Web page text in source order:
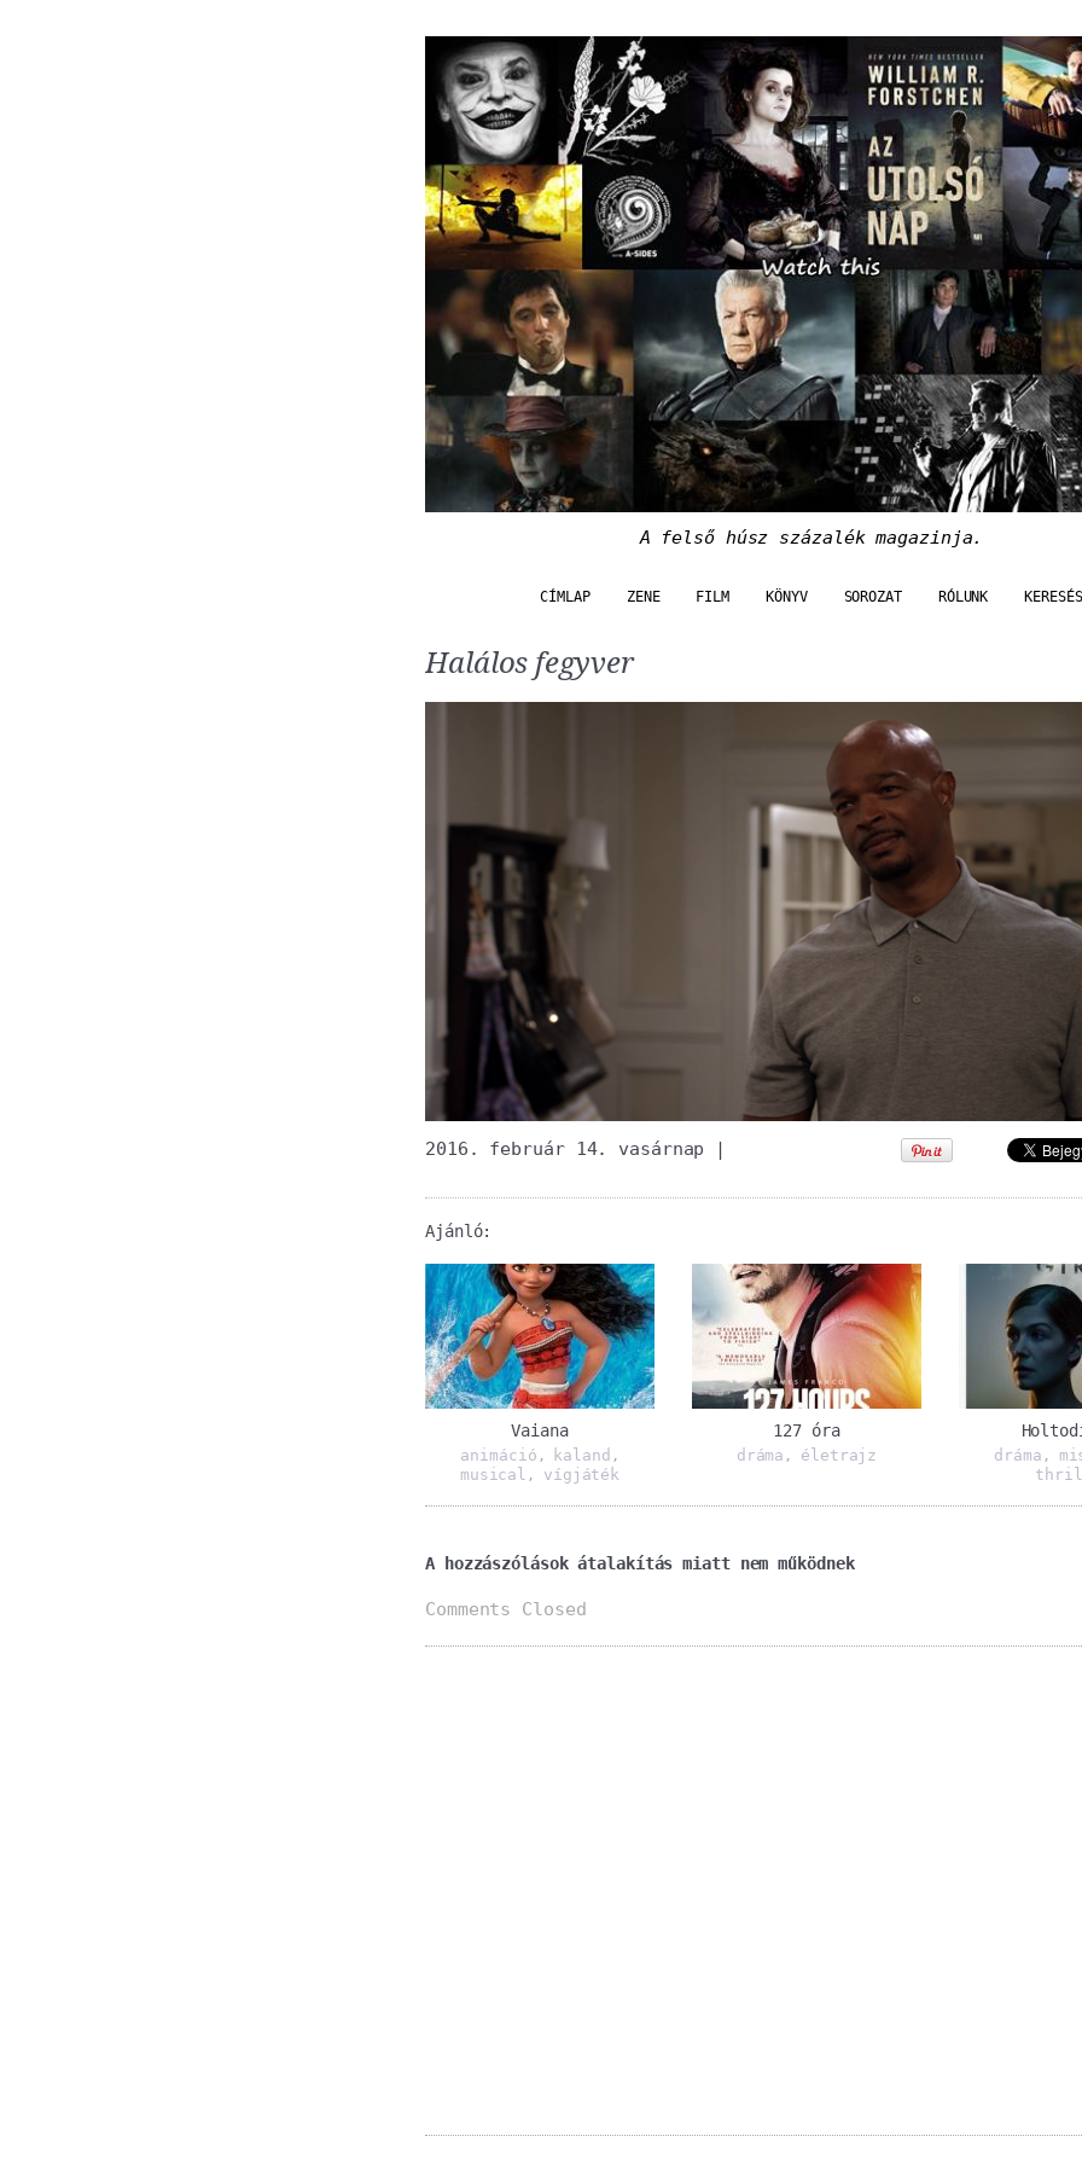
A felső húsz százalék magazinja.
CÍMLAP ZENE FILM KÖNYV SOROZAT RÓLUNK KERESÉS
Halálos fegyver
2016. február 14. vasárnap |
Ajánló:
Vaiana
animáció , kaland ,
musical , vígjáték
127 óra
dráma , életrajz dráma ,
A hozzászólások átalakítás miatt nem működnek
Comments Closed